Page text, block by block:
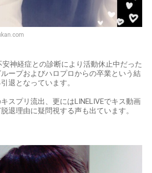
安神経症との診断により活動休止中だった
ープおよびハロプロからの卒業という結
退となっています。
スプリ流出、更にはLINELIVEでキス動画
退理由に疑問視する声も出ています。